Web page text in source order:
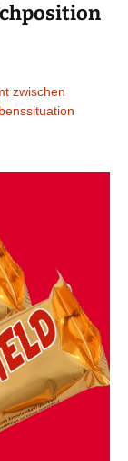
zwischen